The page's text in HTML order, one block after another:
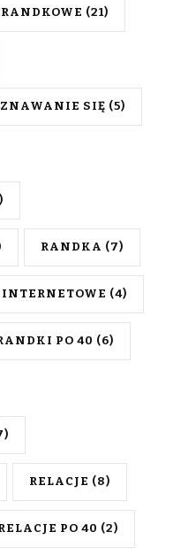
(21)
SIĘ (5)
RANDKA (7)
(4)
PO 40 (6)
RELACJE (8)
PO 40 (2)